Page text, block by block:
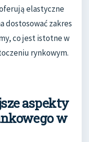
elastyczne
dostosować zakres
co jest istotne w
rynkowym.
aspekty
w